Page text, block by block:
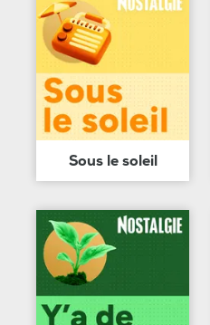
Sous le soleil